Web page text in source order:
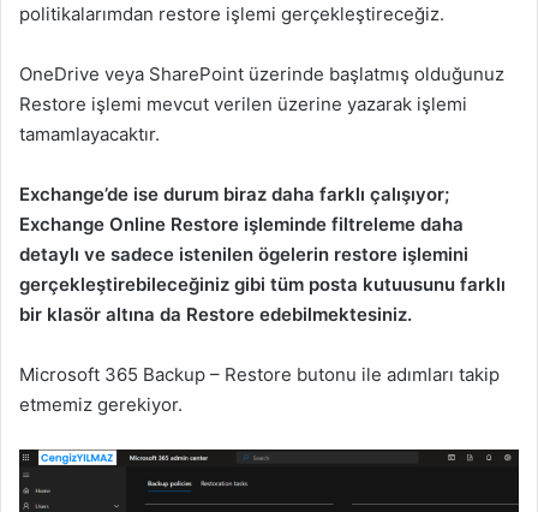
politikalarımdan restore işlemi gerçekleştireceğiz.
OneDrive veya SharePoint üzerinde başlatmış olduğunuz
Restore işlemi mevcut verilen üzerine yazarak işlemi
tamamlayacaktır.
Exchange’de ise durum biraz daha farklı çalışıyor;
Exchange Online Restore işleminde filtreleme daha
detaylı ve sadece istenilen ögelerin restore işlemini
gerçekleştirebileceğiniz gibi tüm posta kutuusunu farklı
bir klasör altına da Restore edebilmektesiniz.
Microsoft 365 Backup – Restore butonu ile adımları takip
etmemiz gerekiyor.